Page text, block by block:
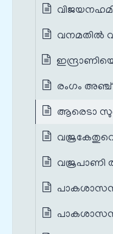
വനമതില്‍
രംഗം അഞ്ച്
ആരെടാ
വജ്രപാണി